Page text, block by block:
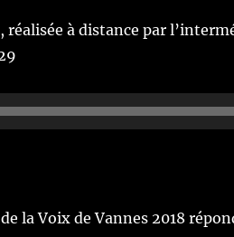
réalisée à distance par
la Voix de Vannes 2018